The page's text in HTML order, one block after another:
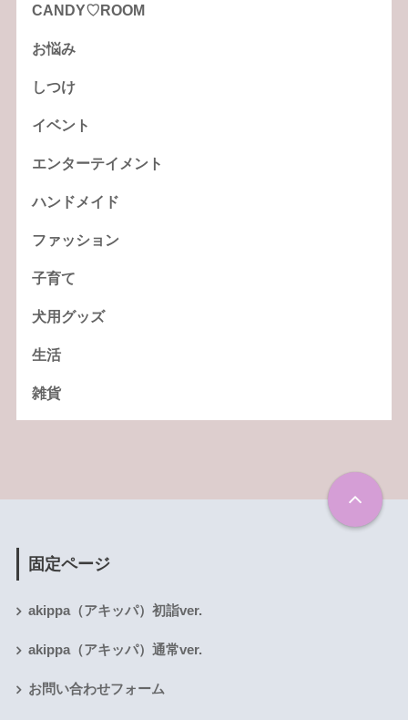
CANDY♡ROOM
お悩み
しつけ
イベント
エンターテイメント
ハンドメイド
ファッション
子育て
犬用グッズ
生活
雑貨
固定ページ
akippa（アキッパ）初詣ver.
akippa（アキッパ）通常ver.
お問い合わせフォーム